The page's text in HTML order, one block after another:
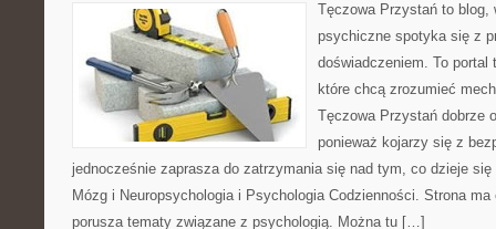
Tęczowa Przystań to blog,
psychiczne spotyka się z
doświadczeniem. To
które chcą zrozumieć
Tęczowa Przystań dobrze
ponieważ kojarzy się z
jednocześnie zaprasza do zatrzymania się nad tym, co dzieje się
Mózg i Neuropsychologia i Psychologia Codzienności. Strona
porusza tematy związane z psychologią. Można tu […]